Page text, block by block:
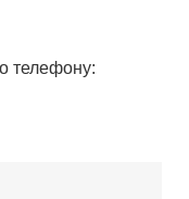
телефону: